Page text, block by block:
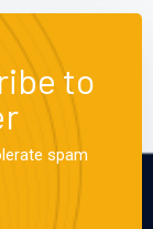
to
spam